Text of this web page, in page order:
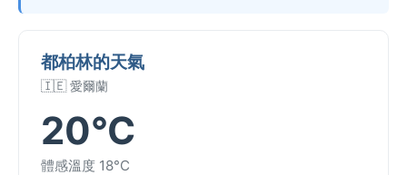
都柏林的天氣
🇮🇪 愛爾蘭
20°C
體感溫度 18°C